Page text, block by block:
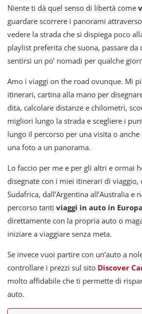
Niente ti dà quel senso di libertà come
guardare scorrere i panorami
vedere la strada che si dispiega poco
playlist preferita che suona, passare da
sentirsi un po’ nomadi per qualche
Amo i viaggi on the road ovunque. Mi
itinerari, cartina alla mano per
dita, calcolare distanze e chilometri,
migliori lungo la strada e scegliere i
lungo il percorso per una visita o
una foto a un panorama.
Lo faccio per me e per gli altri e ormai
disegnate con i miei itinerari di viaggio,
Sudafrica, dall’Argentina all’Australia e
percorso tanti viaggi in auto in Europa
direttamente con la propria auto o
iniziare a viaggiare senza meta.
Se invece vuoi partire con un’auto a
controllare i prezzi sul sito Discover
molto affidabile che ti permette di
auto.